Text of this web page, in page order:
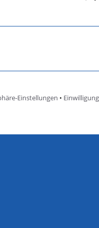
Einstellungen •